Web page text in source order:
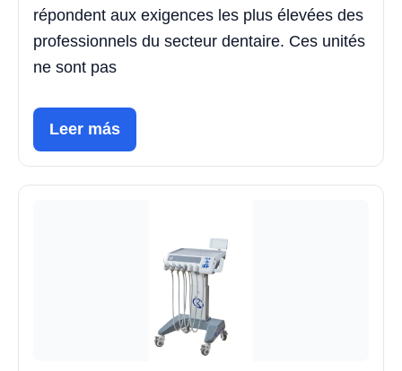
répondent aux exigences les plus élevées des
professionnels du secteur dentaire. Ces unités
ne sont pas
Leer más